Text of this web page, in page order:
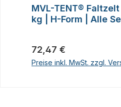
Durchschnittliche
MVL-TENT®
kg | H-Form | Alle
Regulärer Preis:
72,47 €
Preise inkl. MwSt. zzgl.